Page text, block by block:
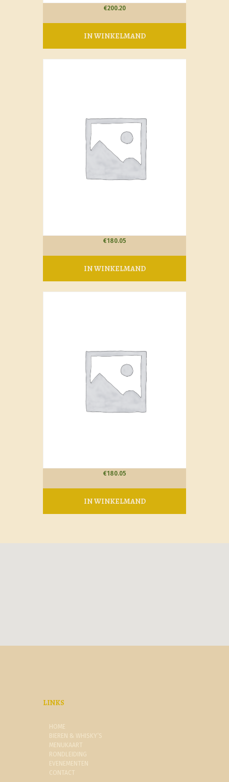
€200.20
IN WINKELMAND
€180.05
IN WINKELMAND
€180.05
IN WINKELMAND
LINKS
HOME
BIEREN & WHISKY’S
MENUKAART
RONDLEIDING
EVENEMENTEN
CONTACT